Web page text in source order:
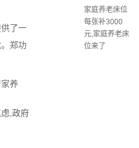
了一
郑功
养
,政府
家庭养老床位
每张补3000
元,家庭养老床
位来了